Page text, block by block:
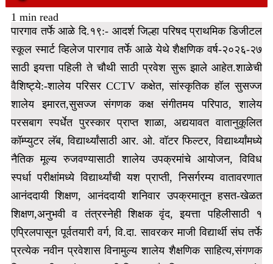
1 min read
पारगाव तर्फे आळे दि.१९:- आदर्श जिल्हा परिषद प्राथमिक डिजीटल
स्कूल स्मार्ट व्हिलेज पारगाव तर्फे आळे येथे शैक्षणिक वर्ष-२०२६-२७
साठी इयत्ता पहिली ते चौथी साठी प्रवेश सुरू झाले आहेत.शाळेची
वैशिष्ट्ये:-शालेय परिसर CCTV कक्षेत, सांस्कृतिक हॉल सुसज्ज
शालेय इमारत,सुसज्ज संगणक कक्ष संगीतमय परिपाठ, शालेय
परसबाग स्पर्धेत पुरस्कार प्राप्त शाळा, अद्ययावत वातानुकूलित
कॉम्प्युटर लॅब, विद्यार्थ्यांसाठी आर. ओ. वॉटर फिल्टर, विद्यार्थ्यांमध्ये
नैतिक मूल्य रुजवण्यासाठी शालेय उपक्रमांचे आयोजन, विविध
स्पर्धा परीक्षांमध्ये विद्यार्थ्यांची यश प्राप्ती, निसर्गरम्य वातावरणात
आनंददायी शिक्षण, आनंददायी शनिवार उपक्रमातून हसत-खेळत
शिक्षण,अनुभवी व तंत्रस्नेही शिक्षक वृंद, इयत्ता पहिलीसाठी १
एप्रिलपासून पूर्वतयारी वर्ग, वि.दा. सावरकर माजी विद्यार्थी संघ तर्फे
प्रत्येक नवीन प्रवेशास विनामुल्य शालेय शैक्षणिक साहित्य,संगणक